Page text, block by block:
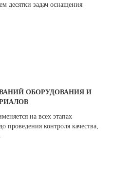
десятки задач оснащения
ОБОРУДОВАНИЯ И
на всех этапах
проведения контроля качества,